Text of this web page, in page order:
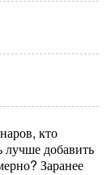
кто
лучше добавить
Заранее